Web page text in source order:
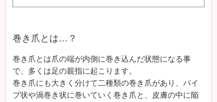
巻き爪とは…？
巻き爪とは爪の端が内側に巻き込んだ状態になる事
で、多くは足の親指に起こります。
巻き爪にも大きく分けて二種類の巻き爪があり、パイ
プ状や渦巻き状に巻いていく巻き爪と、皮膚の中に陥